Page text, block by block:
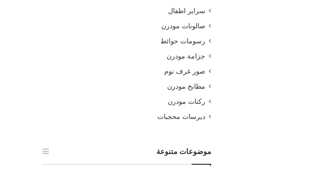
سراير اطفال
صالونات مودرن
رسومات حوائط
جزامة مودرن
صور غرف نوم
مطابخ مودرن
ركنات مودرن
ديرسات محجبات
موضوعات متنوعة